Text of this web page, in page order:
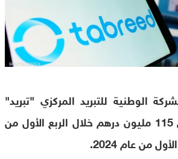
الوطنية للتبريد المركزي "تبريد"
بنسبة 3 بالمئة، إلى 115 مليون درهم خلال الربع الأول من